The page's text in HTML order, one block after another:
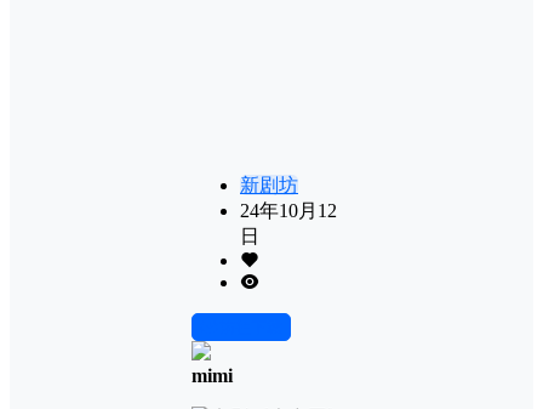
新剧坊
24年10月12
日
mimi